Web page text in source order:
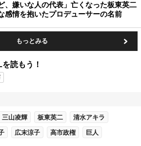
、嫌いな人の代表」亡くなった板東英二
感情を抱いたプロデューサーの名前
もっとみる
読もう！
三山凌輝 板東英二 清水アキラ
広末涼子 高市政権 巨人